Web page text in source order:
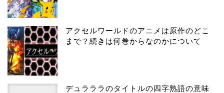
アクセルワールドのアニメは原作のどこ
まで？続きは何巻からなのかについて
デュラララのタイトルの四字熟語の意味